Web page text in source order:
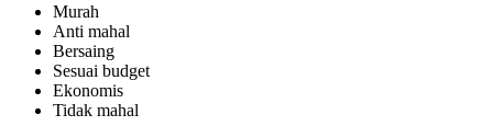
Murah
Anti mahal
Bersaing
Sesuai budget
Ekonomis
Tidak mahal